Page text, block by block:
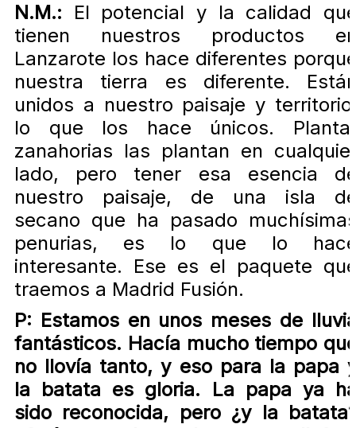
N.M.: El potencial y la calidad
tienen nuestros productos
Lanzarote los hace diferentes
nuestra tierra es diferente.
unidos a nuestro paisaje y
lo que los hace únicos.
zanahorias las plantan en
lado, pero tener esa esencia
nuestro paisaje, de una isla
secano que ha pasado
penurias, es lo que lo
interesante. Ese es el paquete
traemos a Madrid Fusión.
P: Estamos en unos meses de
fantásticos. Hacía mucho tiempo
no llovía tanto, y eso para la papa
la batata es gloria. La papa ya
sido reconocida, pero ¿y la